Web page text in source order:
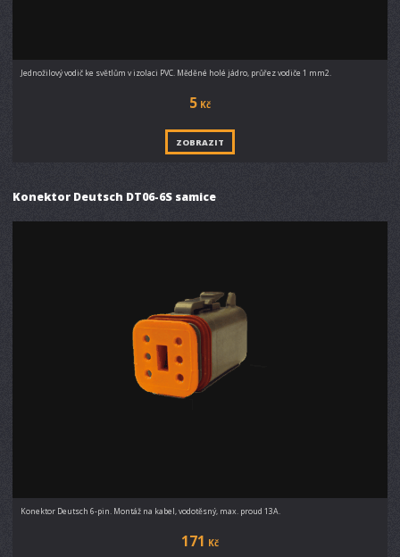
Jednožilový vodič ke světlům v izolaci PVC. Měděné holé jádro, průřez vodiče 1 mm2.
5 Kč
ZOBRAZIT
Konektor Deutsch DT06-6S samice
Konektor Deutsch 6-pin. Montáž na kabel, vodotěsný, max. proud 13A.
171 Kč